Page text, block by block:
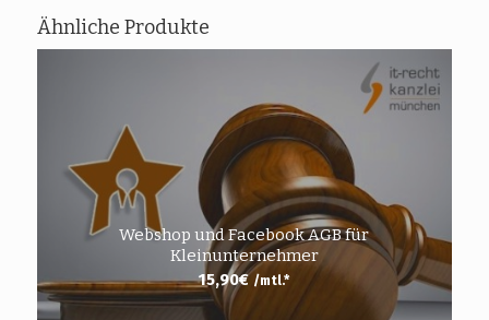
Ähnliche Produkte
Webshop und Facebook AGB für
Kleinunternehmer
15,90€ /mtl.*